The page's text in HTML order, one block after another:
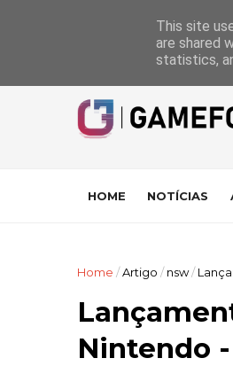
A equipa
HOME NOTÍCIAS
Home /Artigo / nsw/
Nintendo -
This site
are shared
statistics,